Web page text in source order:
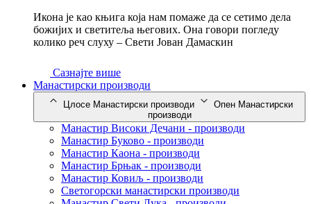
Икона је као књига која нам помаже да се сетимо дела
божијих и светитеља његових. Она говори погледу
колико реч слуху – Свети Јован Дамаскин
Сазнајте више
Манастирски производи
Цлосе Манастирски производи
Опен Манастирски
производи
Манастир Високи Дечани - производи
Манастир Буково - производи
Манастир Каона - производи
Манастир Брњак - производи
Манастир Ковиљ - производи
Светогорски манастирски производи